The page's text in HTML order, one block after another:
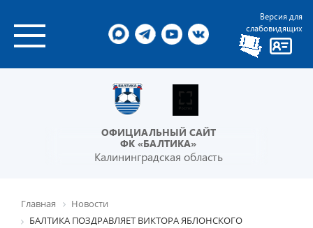
Версия для
слабовидящих
ОФИЦИАЛЬНЫЙ САЙТ
ФК «БАЛТИКА»
Калининградская область
Главная
Новости
БАЛТИКА ПОЗДРАВЛЯЕТ ВИКТОРА ЯБЛОНСКОГО